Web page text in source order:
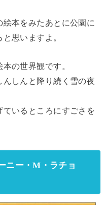
絵本をみたあとに公園に
思いますよ。
の世界観です。
しんと降り続く雪の夜
いるところにすごさを
ニー・M・ラチョ